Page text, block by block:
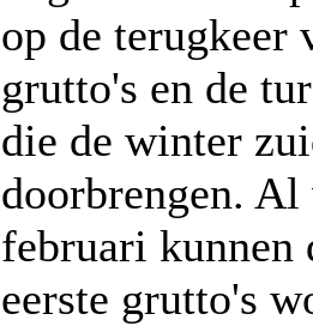
op de terugkeer
grutto's en de
die de winter
doorbrengen. Al
februari kunnen
eerste grutto's